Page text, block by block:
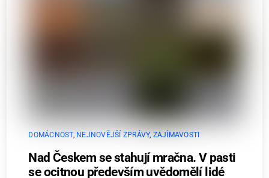
DOMÁCNOST, NEJNOVĚJŠÍ ZPRÁVY, ZAJÍMAVOSTI
Nad Českem se stahují mračna. V pasti
se ocitnou především uvědomělí lidé